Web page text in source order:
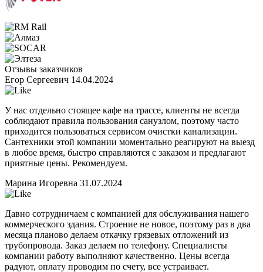
Отзывы заказчиков
Егор Сергеевич 14.04.2024
У нас отдельно стоящее кафе на трассе, клиенты не всегда
соблюдают правила пользования санузлом, поэтому часто
приходится пользоваться сервисом очистки канализации.
Сантехники этой компании моментально реагируют на выезд
в любое время, быстро справляются с заказом и предлагают
приятные цены. Рекомендуем.
Марина Игоревна 31.07.2024
Давно сотрудничаем с компанией для обслуживания нашего
коммерческого здания. Строение не новое, поэтому раз в два
месяца планово делаем откачку грязевых отложений из
трубопровода. Заказ делаем по телефону. Специалисты
компании работу выполняют качественно. Цены всегда
радуют, оплату проводим по счету, все устраивает.